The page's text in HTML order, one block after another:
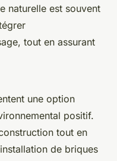
naturelle est souvent
tout en assurant
une option
positif.
tout en
de briques